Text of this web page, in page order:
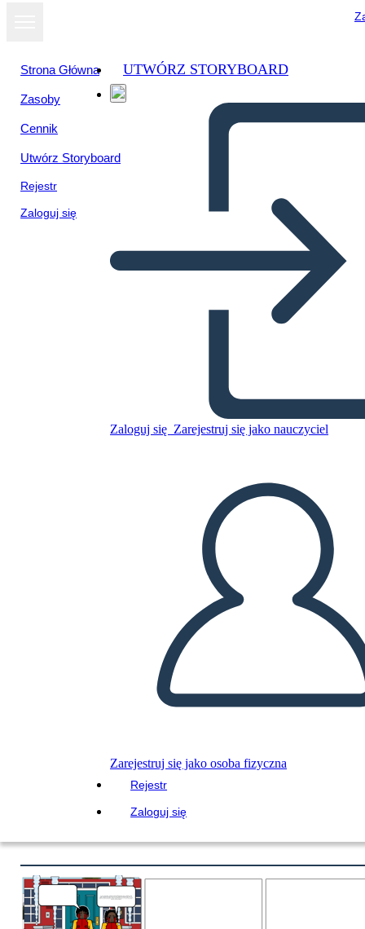
Strona Główna
Zasoby
Cennik
Utwórz Storyboard
Rejestr
Zaloguj się
UTWÓRZ STORYBOARD
Zaloguj się Zarejestruj się jako nauczyciel
Zarejestruj się jako osoba fizyczna
Rejestr
Zaloguj się
Untitled Storyboard
Skopiuj tę scenorys
STWÓRZ SCENORYS
PRZECZYTAJ MI
Wyświetl jako
pokaz slajdów